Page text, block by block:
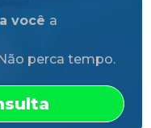
você a
perca tempo.